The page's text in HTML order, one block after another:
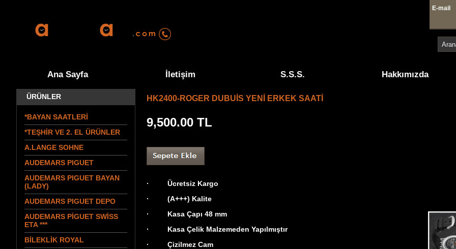
E-mail
Ana Sayfa İletişim S.S.S. Hakkımızda
ÜRÜNLER
*BAYAN SAATLERİ
*TEŞHİR VE 2. EL ÜRÜNLER
A.LANGE SOHNE
AUDEMARS PIGUET
AUDEMARS PIGUET BAYAN
(LADY)
AUDEMARS PIGUET DEPO
AUDEMARS PİGUET SWİSS
ETA ***
BİLEKLİK ROYAL
HK2400-ROGER DUBUİS YENİ ERKEK SAATİ
9,500.00 TL
· Ücretsiz Kargo
· (A+++) Kalite
· Kasa Çapı 48 mm
· Kasa Çelik Malzemeden Yapılmıştır
· Çizilmez Cam